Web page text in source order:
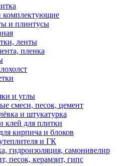
и плинтусы
ленты
пленка
и углы
смеси, песок, цемент
и штукатурка
клей для плитки
кирпича и блоков
и ГК
гидроизоляция, самонивелир
песок, керамзит, гипс